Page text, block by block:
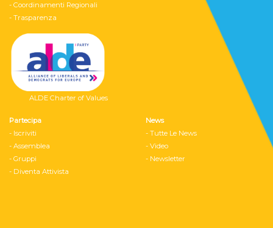
- Coordinamenti Regionali
- Trasparenza
ALDE Charter of Values
Partecipa
- Iscriviti
- Assemblea
- Gruppi
- Diventa Attivista
News
- Tutte Le News
- Video
- Newsletter